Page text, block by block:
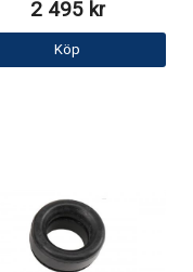
2 495 kr
Köp